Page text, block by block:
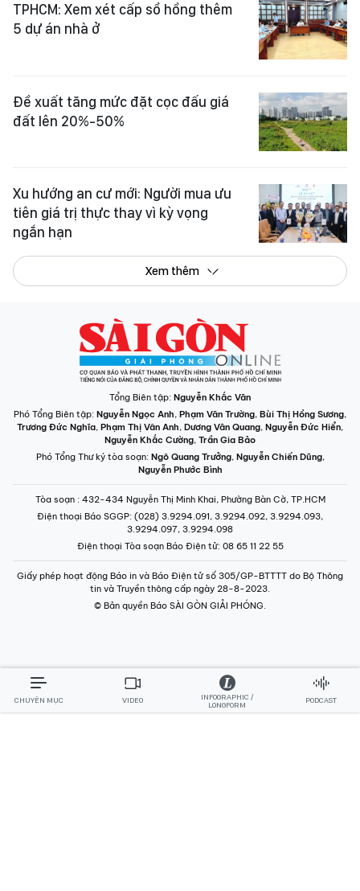
TPHCM: Xem xét cấp sổ hồng thêm
5 dự án nhà ở
Đề xuất tăng mức đặt cọc đấu giá
đất lên 20%-50%
Xu hướng an cư mới: Người mua ưu
tiên giá trị thực thay vì kỳ vọng
ngắn hạn
Xem thêm
Tổng Biên tập: Nguyễn Khắc Văn
Phó Tổng Biên tập: Nguyễn Ngọc Anh, Phạm Văn Trường, Bùi Thị Hồng Sương,
Trương Đức Nghĩa, Phạm Thị Vân Anh, Dương Văn Quang, Nguyễn Đức Hiển,
Nguyễn Khắc Cường, Trần Gia Bảo
Phó Tổng Thư ký tòa soạn: Ngô Quang Trưởng, Nguyễn Chiến Dũng,
Nguyễn Phước Bình
Tòa soạn : 432-434 Nguyễn Thị Minh Khai, Phường Bàn Cờ, TP.HCM
Điện thoại Báo SGGP: (028) 3.9294.091, 3.9294.092, 3.9294.093,
3.9294.097, 3.9294.098
Điện thoại Tòa soạn Báo Điện tử: 08 65 11 22 55
Giấy phép hoạt động Báo in và Báo Điện tử số 305/GP-BTTTT do Bộ Thông
tin và Truyền thông cấp ngày 28-8-2023.
© Bản quyền Báo SÀI GÒN GIẢI PHÓNG.
CHUYÊN MỤC VIDEO
INFOGRAPHIC /
LONGFORM
PODCAST